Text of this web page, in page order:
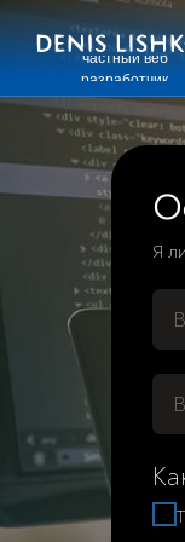
частный веб
разработчик
Я